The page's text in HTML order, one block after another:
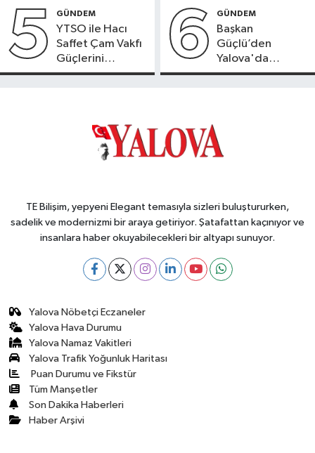
5 GÜNDEM
YTSO ile Hacı
Saffet Çam Vakfı
Güçlerini
Birleştirdi
6 GÜNDEM
Başkan
Güçlü’den
Yalova'da
OSB'ler İçin
TE Bilişim, yepyeni Elegant temasıyla sizleri buluştururken,
sadelik ve modernizmi bir araya getiriyor. Şatafattan kaçınıyor ve
insanlara haber okuyabilecekleri bir altyapı sunuyor.
Yalova Nöbetçi Eczaneler
Yalova Hava Durumu
Yalova Namaz Vakitleri
Yalova Trafik Yoğunluk Haritası
Puan Durumu ve Fikstür
Tüm Manşetler
Son Dakika Haberleri
Haber Arşivi